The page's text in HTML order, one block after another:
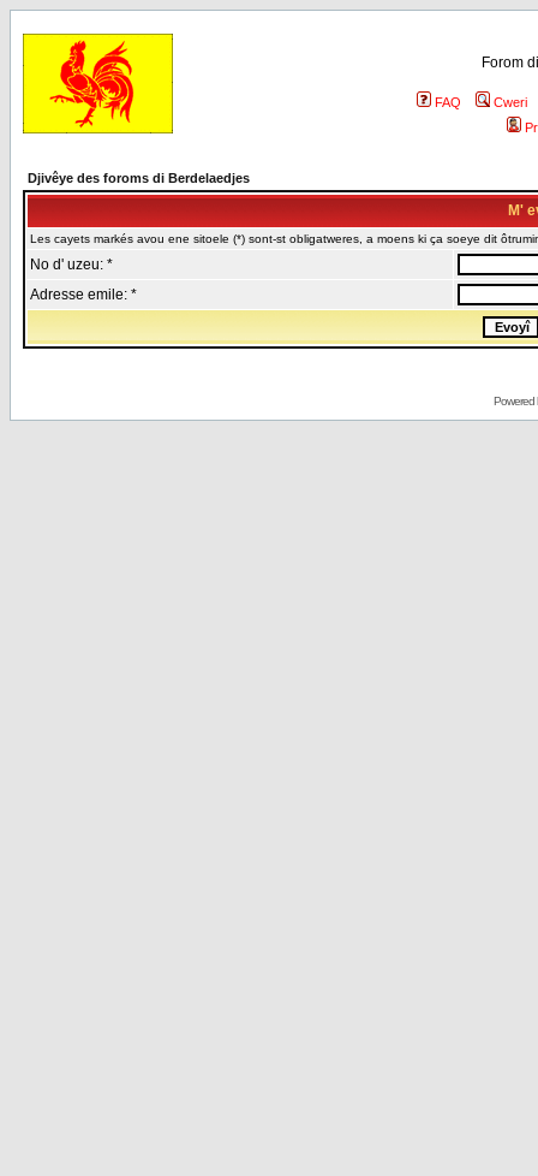
Forom
FAQ
Cweri
Djivêye des foroms di Berdelaedjes
M'
Les cayets markés avou ene sitoele (*) sont-st obligatweres, a moens ki ça soeye dit
No d' uzeu: *
Adresse emile: *
Powered